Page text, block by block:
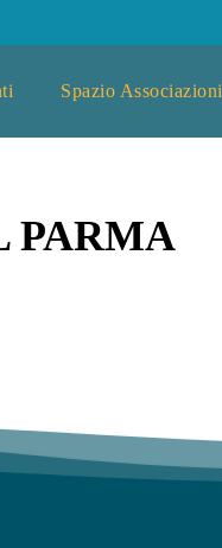
Spazio Associazioni
PARMA